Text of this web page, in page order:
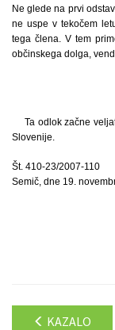
Ne glede na prvi
ne uspe v tekočem
tega člena. V tem
občinskega dolga,
Ta odlok začne
Slovenije.
Št. 410-23/2007-110
Semič, dne 19.
KAZALO